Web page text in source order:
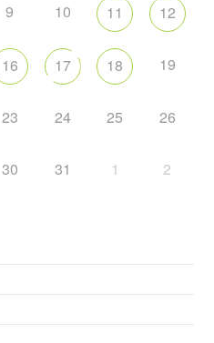
9 10 11 12
16 17 18 19
23 24 25 26
30 31 1 2